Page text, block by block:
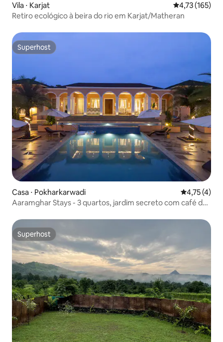
Vila ⋅ Karjat 4,73 de uma
4,73 (165)
Retiro ecológico à beira do rio em Karjat/Matheran
Superhost
Superhost
Casa ⋅ Pokharkarwadi 4,75 de
4,75 (4)
Aaramghar Stays - 3 quartos, jardim secreto com café da
Superhost
Superhost